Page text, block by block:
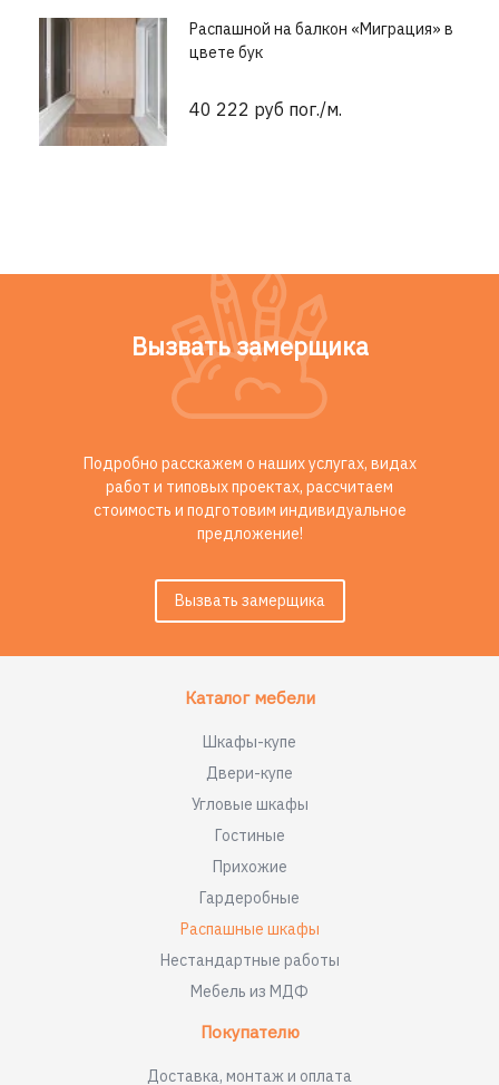
Распашной на балкон «Миграция» в
цвете бук
40 222 руб пог./м.
Вызвать замерщика
Подробно расскажем о наших услугах, видах
работ и типовых проектах, рассчитаем
стоимость и подготовим индивидуальное
предложение!
Вызвать замерщика
Каталог мебели
Шкафы-купе
Двери-купе
Угловые шкафы
Гостиные
Прихожие
Гардеробные
Распашные шкафы
Нестандартные работы
Мебель из МДФ
Покупателю
Доставка, монтаж и оплата